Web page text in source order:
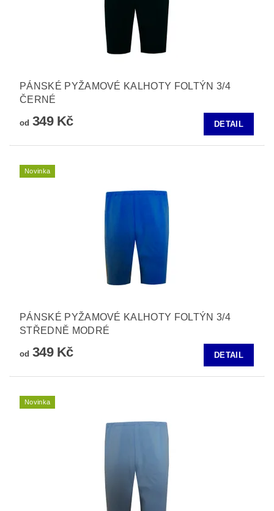
PÁNSKÉ PYŽAMOVÉ KALHOTY FOLTÝN 3/4
ČERNÉ
od 349 Kč DETAIL
Novinka
PÁNSKÉ PYŽAMOVÉ KALHOTY FOLTÝN 3/4
STŘEDNĚ MODRÉ
od 349 Kč DETAIL
Novinka